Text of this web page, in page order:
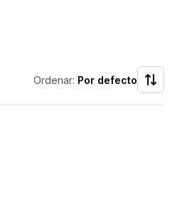
Ordenar: Por defecto